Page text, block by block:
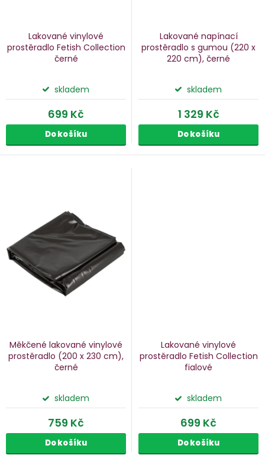
Lakované vinylové
prostěradlo Fetish Collection
černé
skladem
699 Kč
Do košíku
Lakované napínací
prostěradlo s gumou (220 x
220 cm), černé
skladem
1 329 Kč
Do košíku
Měkčené lakované vinylové
prostěradlo (200 x 230 cm),
černé
skladem
759 Kč
Do košíku
Lakované vinylové
prostěradlo Fetish Collection
fialové
skladem
699 Kč
Do košíku